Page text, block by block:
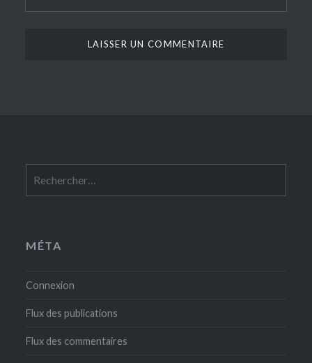
MÉTA
Connexion
Flux des publications
Flux des commentaires